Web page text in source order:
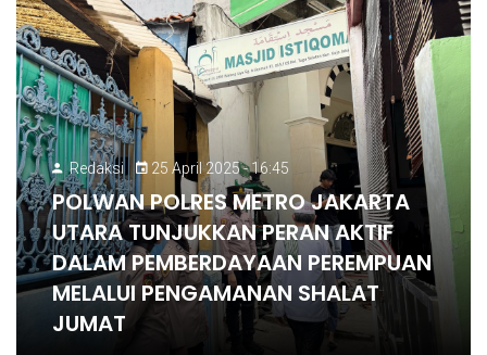
Redaksi 25 April 2025 - 16:45
POLWAN POLRES METRO JAKARTA
UTARA TUNJUKKAN PERAN AKTIF
DALAM PEMBERDAYAAN PEREMPUAN
MELALUI PENGAMANAN SHALAT
JUMAT